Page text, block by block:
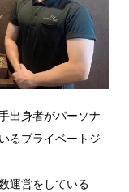
出身者がパーソナ
るプライベートジ
運営をしている